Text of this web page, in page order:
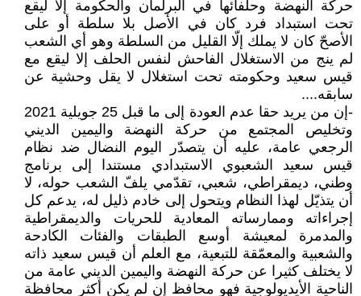
حركة النهضة وحلفائها في البرلمان والحكومة إلا ليقع
تحت استبداد فرد كان في الأصل بلا سلطة أو على
الأصحّ كان لا يملك إلّا القليل من السلطة وهو أي الشعب
لم ينج من الاستغلال الفاحش لنفس الحلف إلا ليقع مع
قيس سعيد وحكومته تحت استغلال لا يقل وحشية عن
سابقه....
-إن من يريد حقا عدم العودة إلى ما قبل 25 جويلية 2021
وتخليص المجتمع من حركة النهضة واليمين الديني
الرجعي عامة، عليه أن يتصدّر اليوم النضال ضد نظام
قيس سعيد الشعبوي الاستبدادي مستندا إلى برنامج
وطني، ديمقراطي، شعبي، تقدّمي يلفّ الشعب حوله، لا
أن يتذيّل لهذا النظام ويتحول إلى خادم ذليل له، يدعم كل
إجراءاته وممارساته المعادية للحريات والديمقراطية
والمدمرة لمعيشة أوسع الطبقات والفئات الكادحة
والشعبية والمعمّقة للتبعية، مع العلم أن قيس سعيد ذاته
لا يختلف كثيرا عن حركة النهضة واليمين الديني عامة من
الناحية الأيديولوجية فهو محافظ إن لم يكن أكثر محافظة